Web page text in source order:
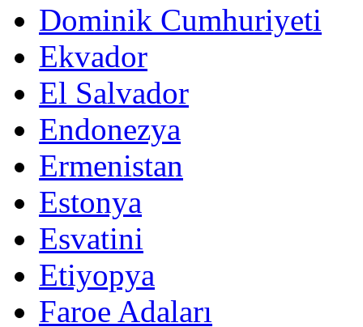
Dominik Cumhuriyeti
Ekvador
El Salvador
Endonezya
Ermenistan
Estonya
Esvatini
Etiyopya
Faroe Adaları